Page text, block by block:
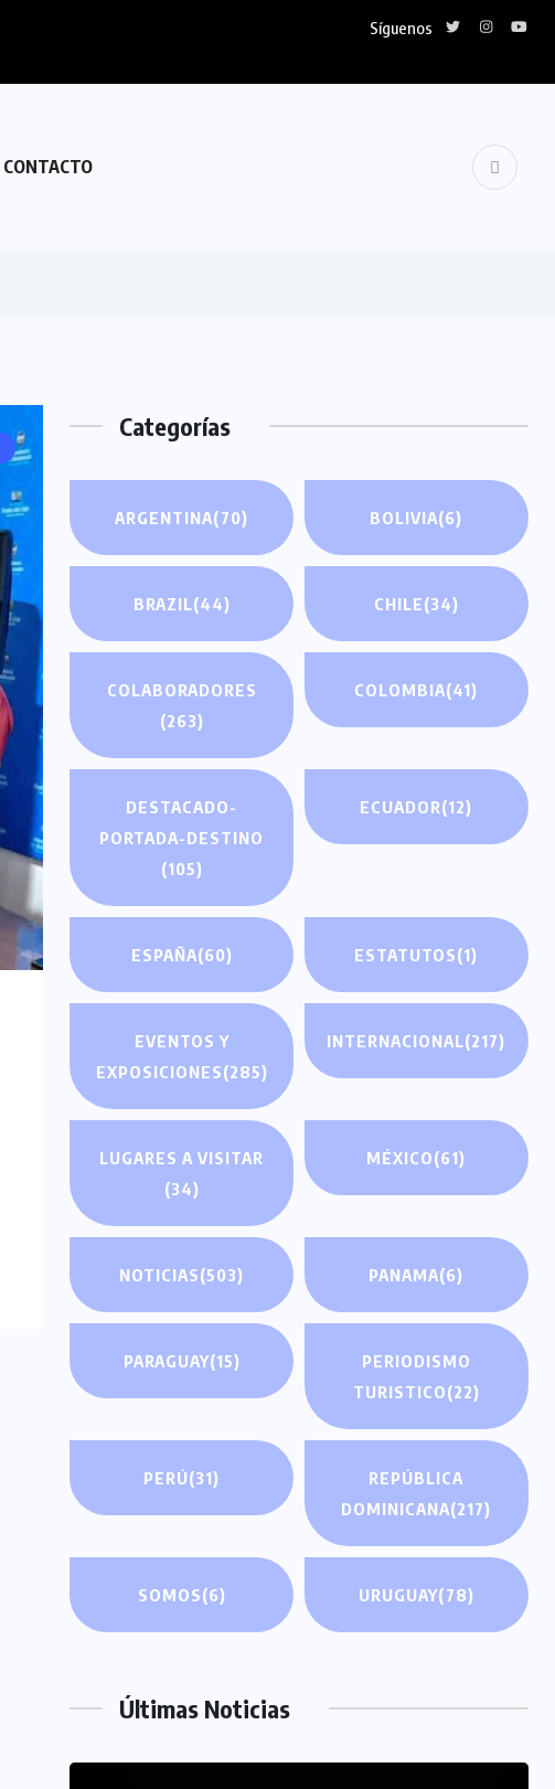
Síguenos
CONTACTO
Categorías
ARGENTINA(70) BOLIVIA(6)
BRAZIL(44) CHILE(34)
COLABORADORES
(263)
COLOMBIA(41)
DESTACADO-
PORTADA-DESTINO
(105)
ECUADOR(12)
ESPAÑA(60) ESTATUTOS(1)
EVENTOS Y
EXPOSICIONES(285)
INTERNACIONAL(217)
LUGARES A VISITAR
(34)
MÉXICO(61)
NOTICIAS(503) PANAMA(6)
PARAGUAY(15)
PERIODISMO
TURISTICO(22)
PERÚ(31)
REPÚBLICA
DOMINICANA(217)
SOMOS(6) URUGUAY(78)
Últimas Noticias